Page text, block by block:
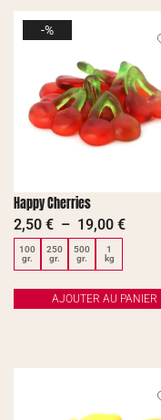
-%
Happy Cherries
2,50 € – 19,00 €
100
gr.
250
gr.
500
gr.
1
kg
AJOUTER AU PANIER